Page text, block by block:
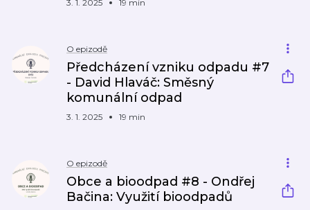
3. 1. 2025 19 min
O epizodě
Předcházení vzniku odpadu #7
- David Hlaváč: Směsný
komunální odpad
3. 1. 2025 19 min
O epizodě
Obce a bioodpad #8 - Ondřej
Bačina: Využití bioodpadů